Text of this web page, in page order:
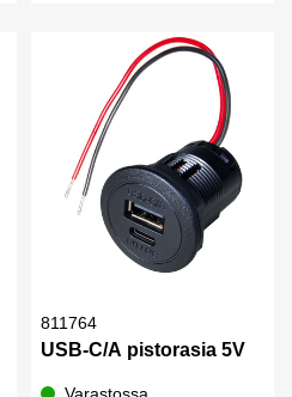
811764
USB-C/A pistorasia 5V